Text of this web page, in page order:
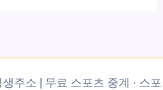
주소 | 무료 스포츠 중계 · 스포